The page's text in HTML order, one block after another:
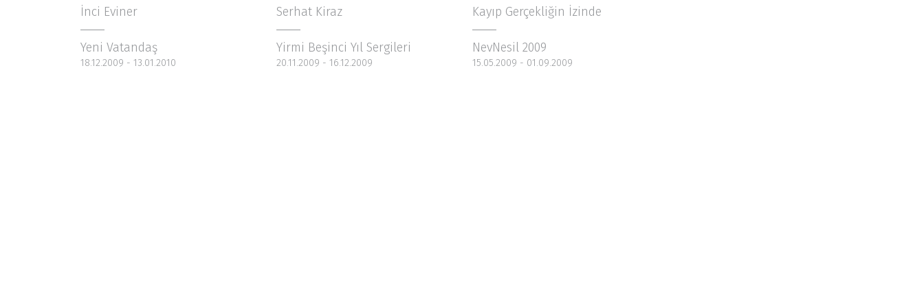
İnci Eviner
Yeni Vatandaş
18.12.2009 - 13.01.2010
Serhat Kiraz
Yirmi Beşinci Yıl Sergileri
20.11.2009 - 16.12.2009
Kayıp Gerçekliğin İzinde
NevNesil 2009
15.05.2009 - 01.09.2009